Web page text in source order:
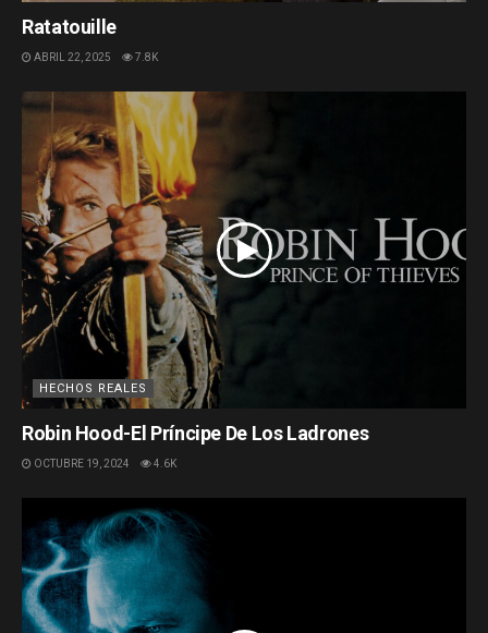
Ratatouille
ABRIL 22, 2025 7.8K
HECHOS REALES
Robin Hood-El Príncipe De Los Ladrones
OCTUBRE 19, 2024 4.6K